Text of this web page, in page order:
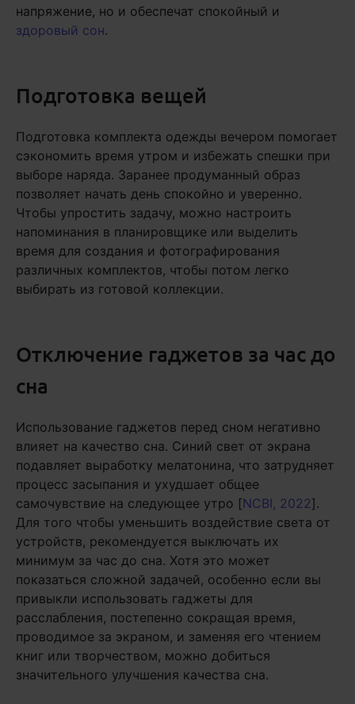
напряжение, но и обеспечат спокойный и
здоровый сон.
Подготовка вещей
Подготовка комплекта одежды вечером помогает
сэкономить время утром и избежать спешки при
выборе наряда. Заранее продуманный образ
позволяет начать день спокойно и уверенно.
Чтобы упростить задачу, можно настроить
напоминания в планировщике или выделить
время для создания и фотографирования
различных комплектов, чтобы потом легко
выбирать из готовой коллекции.
Отключение гаджетов за час до
сна
Использование гаджетов перед сном негативно
влияет на качество сна. Синий свет от экрана
подавляет выработку мелатонина, что затрудняет
процесс засыпания и ухудшает общее
самочувствие на следующее утро [NCBI, 2022].
Для того чтобы уменьшить воздействие света от
устройств, рекомендуется выключать их
минимум за час до сна. Хотя это может
показаться сложной задачей, особенно если вы
привыкли использовать гаджеты для
расслабления, постепенно сокращая время,
проводимое за экраном, и заменяя его чтением
книг или творчеством, можно добиться
значительного улучшения качества сна.